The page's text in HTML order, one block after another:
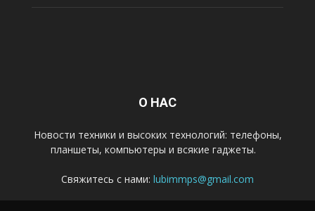
О НАС
Новости техники и высоких технологий: телефоны,
планшеты, компьютеры и всякие гаджеты.
Свяжитесь с нами: lubimmps@gmail.com